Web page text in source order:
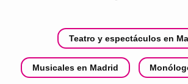
Teatro y espectáculos en
Musicales en Madrid